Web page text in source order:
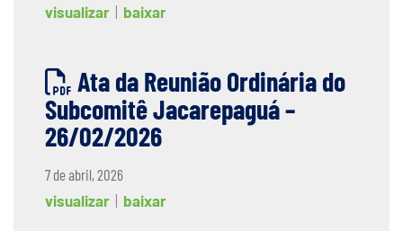
visualizar baixar
Ata da Reunião Ordinária do
Subcomitê Jacarepaguá –
26/02/2026
7 de abril, 2026
visualizar
baixar